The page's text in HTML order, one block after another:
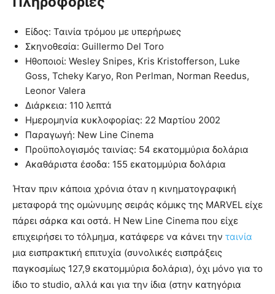
Είδος: Ταινία τρόμου με υπερήρωες
Σκηνοθεσία: Guillermo Del Toro
Ηθοποιοί: Wesley Snipes, Kris Kristofferson, Luke
Goss, Tcheky Karyo, Ron Perlman, Norman Reedus,
Leonor Valera
Διάρκεια: 110 λεπτά
Ημερομηνία κυκλοφορίας: 22 Μαρτίου 2002
Παραγωγή: New Line Cinema
Προϋπολογισμός ταινίας: 54 εκατομμύρια δολάρια
Ακαθάριστα έσοδα: 155 εκατομμύρια δολάρια
Ήταν πριν κάποια χρόνια όταν η κινηματογραφική
μεταφορά της ομώνυμης σειράς κόμικς της ΜΑRVEL είχε
πάρει σάρκα και οστά. Η New Line Cinema που είχε
επιχειρήσει το τόλμημα, κατάφερε να κάνει την ταινία
μια εισπρακτική επιτυχία (συνολικές εισπράξεις
παγκοσμίως 127,9 εκατομμύρια δολάρια), όχι μόνο για το
ίδιο το studio, αλλά και για την ίδια (στην κατηγόρια